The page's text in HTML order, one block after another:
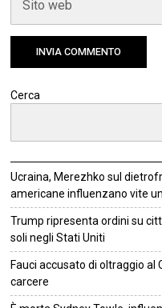
Cerca
Ucraina, Merezhko sul
americane influenzano vite
Trump ripresenta ordini su
soli negli Stati Uniti
Fauci accusato di oltraggio al
carcere